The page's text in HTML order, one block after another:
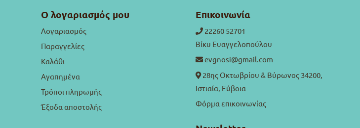
Ο λογαριασμός μου
Λογαριασμός
Παραγγελίες
Καλάθι
Αγαπημένα
Τρόποι πληρωμής
Έξοδα αποστολής
Επικοινωνία
22260 52701
Βίκυ Ευαγγελοπούλου
evgnosi@gmail.com
28ης Οκτωβρίου & Βύρωνος 34200,
Ιστιαία, Εύβοια
Φόρμα επικοινωνίας